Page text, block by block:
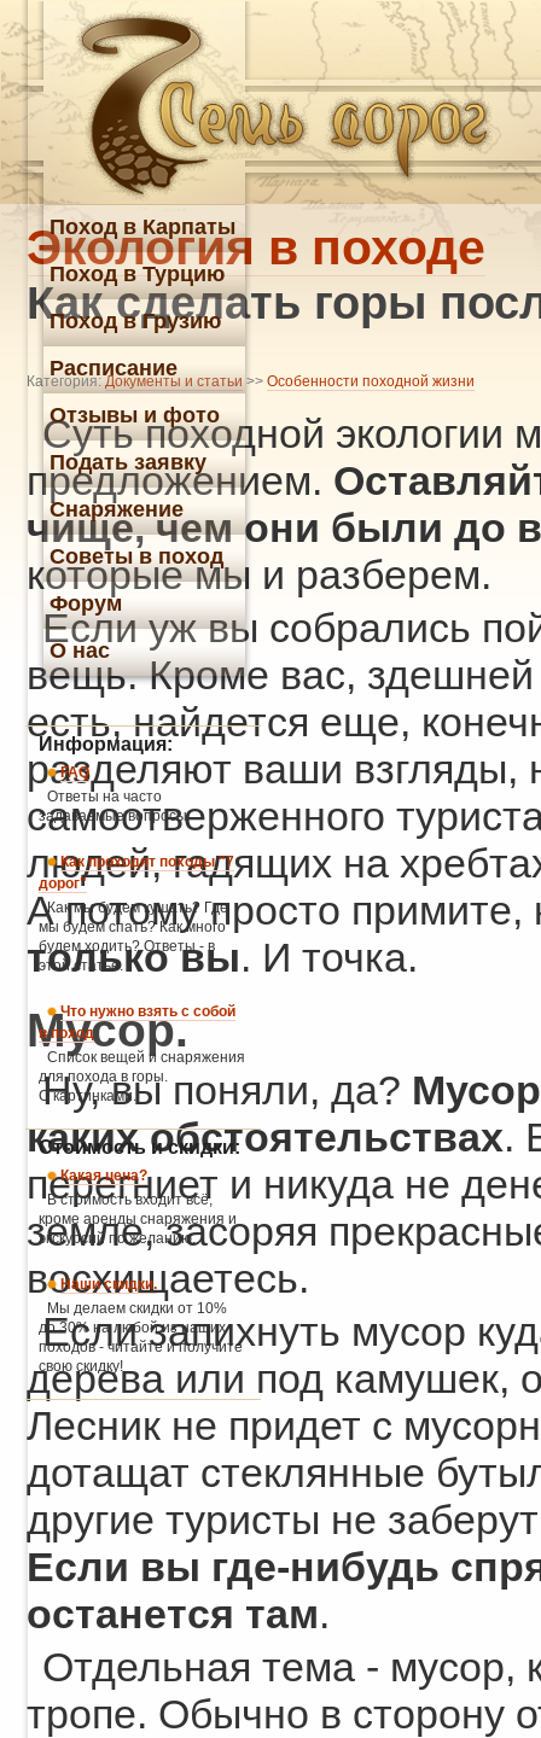
Экология в походе
Как сделать горы
Категория: Документы и статьи >> Особенности походной жизни
Суть походной экологии
предложением.
чище, чем они были до
которые мы и разберем.
Если уж вы собрались
вещь. Кроме вас, здешней
есть, найдется еще,
разделяют ваши взгляды,
самоотверженного
людей, гадящих на
А потому просто примите,
только вы. И точка.
Мусор.
Ну, вы поняли, да?
каких обстоятельствах.
перегниет и никуда не
земле, засоряя
восхищаетесь.
Если запихнуть мусор
дерева или под камушек,
Лесник не придет с
дотащат стеклянные
другие туристы не
Если вы где-нибудь
останется там.
Отдельная тема - мусор,
тропе. Обычно в сторону
Поход в Карпаты
Поход в Турцию
Поход в Грузию
Расписание
Отзывы и фото
Подать заявку
Снаряжение
Советы в поход
Форум
О нас
Информация:
FAQ
Ответы на часто
задаваемые вопросы
Как проходят походы "7
дорог"
Как мы будем кушать? Где
мы будем спать? Как много
будем ходить? Ответы - в
этой статье.
Что нужно взять с собой
в поход
Список вещей и снаряжения
для похода в горы.
С картинками.
Стоимость и скидки:
Какая цена?
В стоимость входит всё,
кроме аренды снаряжения и
экскурсий по желанию.
Наши скидки.
Мы делаем скидки от 10%
до 30% на любой из наших
походов - читайте и получите
свою скидку!